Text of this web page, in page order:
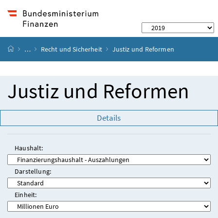
Startseite
… Recht und Sicherheit Justiz und Reformen
Justiz und Reformen
Details
Haushalt:
Darstellung:
Einheit: